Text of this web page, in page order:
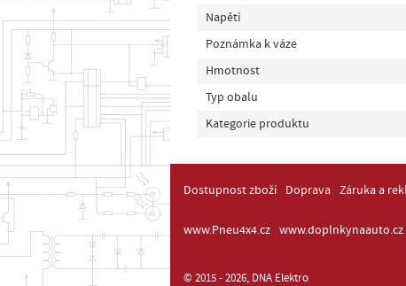
Napětí
Poznámka k váze
Hmotnost
Typ obalu
Kategorie produktu
Dostupnost zboží Doprava Záruka a
www.Pneu4x4.cz www.doplnkynaauto.cz
© 2015 - 2026, DNA Elektro